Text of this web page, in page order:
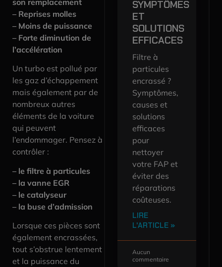
son remplacement
– Reprises molles
– Moins de puissance
– Forte diminution de
l’accélération
Un turbo est pollué par
les gaz d’échappement
mais également par de
nombreux autres
éléments de la voiture
qui peuvent
l’endommager. Pensez à
contrôler :
– le filtre à particules
– la vanne EGR
– le catalyseur
– la buse d’admission
Lorsque ces pièces sont
également encrassées,
tout s’obstrue lentement
et la puissance du
SYMPTÔMES
ET
SOLUTIONS
EFFICACES
Filtre à
particules
encrassé ?
Symptômes,
causes et
solutions
efficaces
pour
nettoyer
votre FAP et
éviter des
réparations
coûteuses.
LIRE
L'ARTICLE »
Aucun
commentaire